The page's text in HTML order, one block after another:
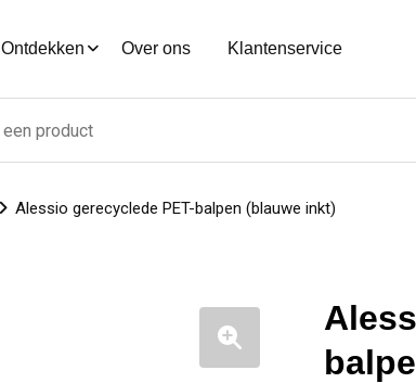
Ontdekken Over ons Klantenservice
Alessio gerecyclede PET-balpen (blauwe inkt)